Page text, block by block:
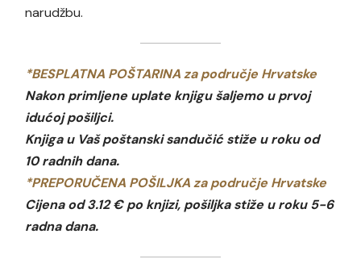
narudžbu.
*BESPLATNA POŠTARINA za područje Hrvatske
Nakon primljene uplate knjigu šaljemo u prvoj
idućoj pošiljci.
Knjiga u Vaš poštanski sandučić stiže u roku od
10 radnih dana.
*PREPORUČENA POŠILJKA za područje Hrvatske
Cijena od 3.12 € po knjizi, pošiljka stiže u roku 5-6
radna dana.